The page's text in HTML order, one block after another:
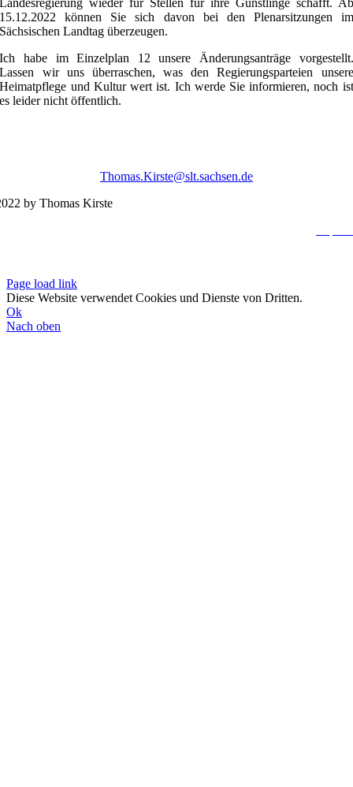
Landesregierung wieder für Stellen für ihre Günstlinge schafft. Ab
15.12.2022 können Sie sich davon bei den Plenarsitzungen im
Sächsischen Landtag überzeugen.
Ich habe im Einzelplan 12 unsere Änderungsanträge vorgestellt.
Lassen wir uns überraschen, was den Regierungsparteien unsere
Heimatpflege und Kultur wert ist. Ich werde Sie informieren, noch ist
es leider nicht öffentlich.
Thomas.Kirste@slt.sachsen.de
by Thomas Kirste
Page load link
Diese Website verwendet Cookies und Dienste von Dritten.
Ok
Nach oben